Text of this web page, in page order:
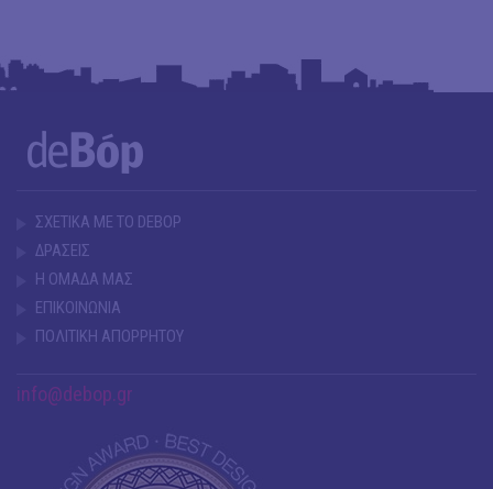
ΣΧΕΤΙΚΑ ΜΕ ΤΟ DEBOP
ΔΡΑΣΕΙΣ
Η ΟΜΑΔΑ ΜΑΣ
ΕΠΙΚΟΙΝΩΝΙΑ
ΠΟΛΙΤΙΚΗ ΑΠΟΡΡΗΤΟΥ
info@debop.gr